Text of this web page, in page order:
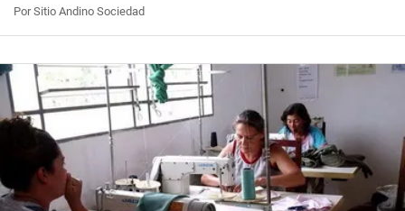
Por Sitio Andino Sociedad